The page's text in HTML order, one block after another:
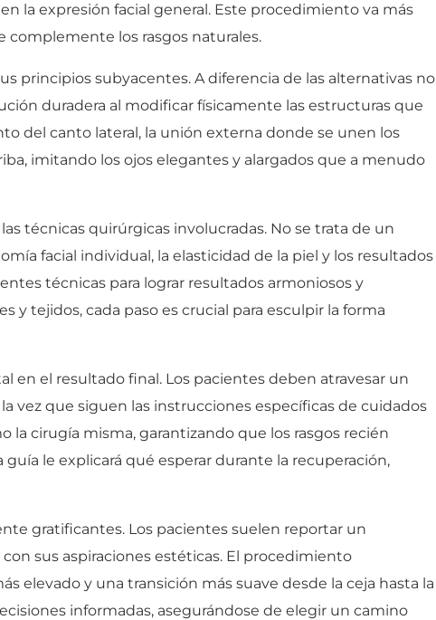
la expresión facial general. Este procedimiento va más
complemente los rasgos naturales.
principios subyacentes. A diferencia de las alternativas no
duradera al modificar físicamente las estructuras que
del canto lateral, la unión externa donde se unen los
imitando los ojos elegantes y alargados que a menudo
técnicas quirúrgicas involucradas. No se trata de un
facial individual, la elasticidad de la piel y los resultados
técnicas para lograr resultados armoniosos y
y tejidos, cada paso es crucial para esculpir la forma
en el resultado final. Los pacientes deben atravesar un
vez que siguen las instrucciones específicas de cuidados
cirugía misma, garantizando que los rasgos recién
le explicará qué esperar durante la recuperación,
gratificantes. Los pacientes suelen reportar un
sus aspiraciones estéticas. El procedimiento
elevado y una transición más suave desde la ceja hasta la
informadas, asegurándose de elegir un camino